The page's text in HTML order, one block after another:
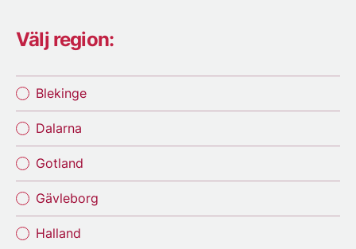
Välj region:
Blekinge
Dalarna
Gotland
Gävleborg
Halland